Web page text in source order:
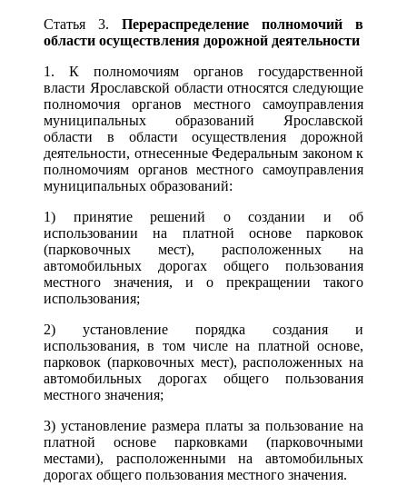
Статья 3. Перераспределение полномочий в
области осуществления дорожной деятельности
1. К полномочиям органов государственной
власти Ярославской области относятся следующие
полномочия органов местного самоуправления
муниципальных образований Ярославской
области в области осуществления дорожной
деятельности, отнесенные Федеральным законом к
полномочиям органов местного самоуправления
муниципальных образований:
1) принятие решений о создании и об
использовании на платной основе парковок
(парковочных мест), расположенных на
автомобильных дорогах общего пользования
местного значения, и о прекращении такого
использования;
2) установление порядка создания и
использования, в том числе на платной основе,
парковок (парковочных мест), расположенных на
автомобильных дорогах общего пользования
местного значения;
3) установление размера платы за пользование на
платной основе парковками (парковочными
местами), расположенными на автомобильных
дорогах общего пользования местного значения.